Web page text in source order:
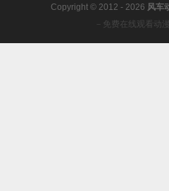
Copyright © 2012 - 2026 风车
－免费在线观看动